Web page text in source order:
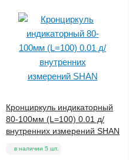
Кронциркуль индикаторный
80-100мм (L=100) 0.01 д/
внутренних измерений SHAN
в наличии 5 шт.